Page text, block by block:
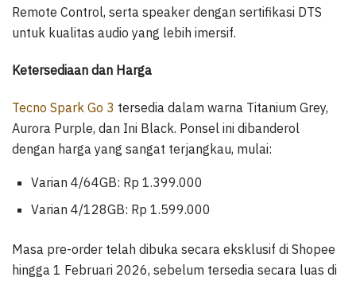
Remote Control, serta speaker dengan sertifikasi DTS
untuk kualitas audio yang lebih imersif.
Ketersediaan dan Harga
Tecno Spark Go 3 tersedia dalam warna Titanium Grey,
Aurora Purple, dan Ini Black. Ponsel ini dibanderol
dengan harga yang sangat terjangkau, mulai:
Varian 4/64GB: Rp 1.399.000
Varian 4/128GB: Rp 1.599.000
Masa pre-order telah dibuka secara eksklusif di Shopee
hingga 1 Februari 2026, sebelum tersedia secara luas di